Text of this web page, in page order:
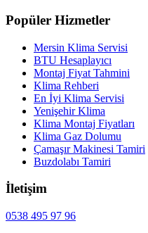
Popüler Hizmetler
Mersin Klima Servisi
BTU Hesaplayıcı
Montaj Fiyat Tahmini
Klima Rehberi
En İyi Klima Servisi
Yenişehir Klima
Klima Montaj Fiyatları
Klima Gaz Dolumu
Çamaşır Makinesi Tamiri
Buzdolabı Tamiri
İletişim
0538 495 97 96